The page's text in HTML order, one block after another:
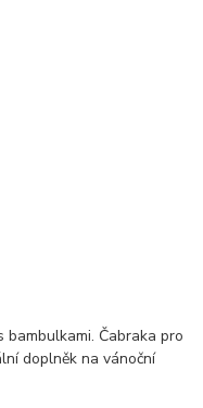
bambulkami. Čabraka pro
doplněk na vánoční